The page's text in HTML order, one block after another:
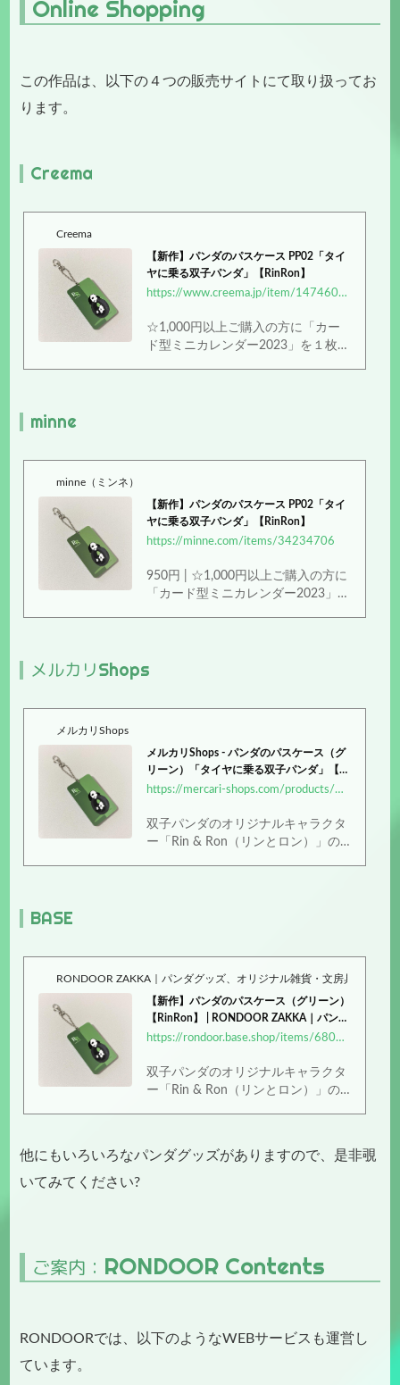
Online Shopping
この作品は、以下の４つの販売サイトにて取り扱ってお
ります。
Creema
Creema
【新作】パンダのパスケース PP02「タイ
ヤに乗る双子パンダ」【RinRon】
https://www.creema.jp/item/14746018/detail
☆1,000円以上ご購入の方に「カー
ド型ミニカレンダー2023」を１枚プ
minne
minne（ミンネ）
【新作】パンダのパスケース PP02「タイ
ヤに乗る双子パンダ」【RinRon】
https://minne.com/items/34234706
950円 | ☆1,000円以上ご購入の方に
「カード型ミニカレンダー2023」を
とロン）」のデザインで作った、パ
メルカリShops
メルカリShops
メルカリShops - パンダのパスケース（グ
リーン）「タイヤに乗る双子パンダ」【Ri
nRon】
https://mercari-shops.com/products/VC8DZPNyuB34LDbXwDCwXQ
双子パンダのオリジナルキャラクタ
ー「Rin & Ron（リンとロン）」の
BASE
RONDOOR ZAKKA｜パンダグッズ、オリジナル雑貨・文房具
【新作】パンダのパスケース（グリーン）
【RinRon】 | RONDOOR ZAKKA｜パンダ
グッズ、オリジナル雑貨・文房具 powerehttps://rondoor.base.shop/items/68013345
双子パンダのオリジナルキャラクタ
ー「Rin & Ron（リンとロン）」の
×100mm厚み：6mm重さ：31g材
他にもいろいろなパンダグッズがありますので、是非覗
いてみてください?
ご案内： RONDOOR Contents
RONDOORでは、以下のようなWEBサービスも運営し
ています。